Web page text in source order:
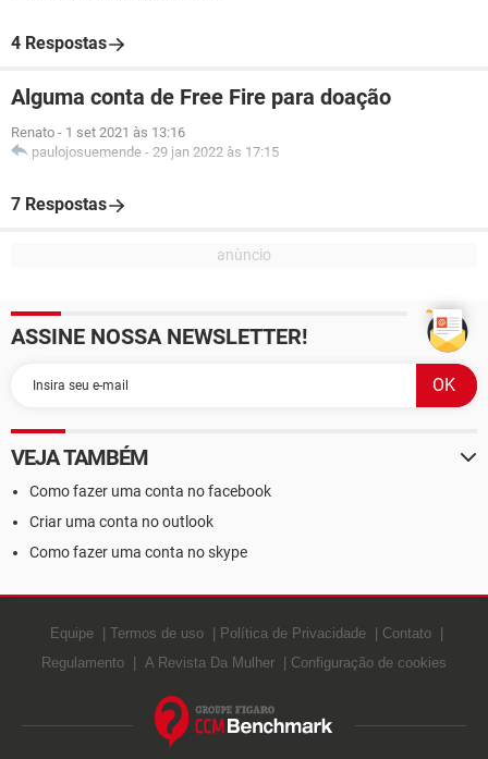
4 Respostas
Alguma conta de Free Fire para doação
Renato - 1 set 2021 às 13:16
paulojosuemende - 29 jan 2022 às 17:15
7 Respostas
ASSINE NOSSA NEWSLETTER!
VEJA TAMBÉM
Como fazer uma conta no facebook
Criar uma conta no outlook
Como fazer uma conta no skype
Equipe Termos de uso Política de Privacidade
Contato
Regulamento
A Revista Da Mulher Configuração de cookies